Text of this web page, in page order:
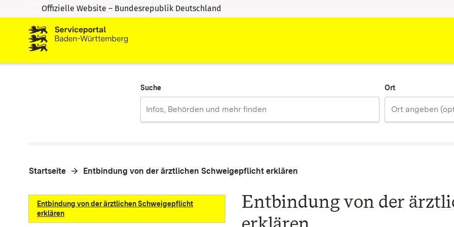
Zum Inhalt springen
Zur Suche springen
Offizielle Website – Bundesrepublik Deutschland
Suche Ort
Startseite Entbindung von der ärztlichen Schweigepflicht erklären
Entbindung von der ärztlichen Schweigepflicht
erklären
Entbindung von der